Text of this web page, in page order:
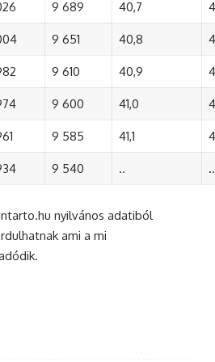
9 689 40,7
9 651 40,8
9 610 40,9
9 600 41,0
9 585 41,1
9 540 .. ..
nyilvános adatiból
ami a mi